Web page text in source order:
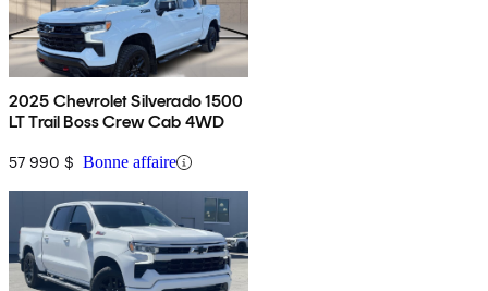
2025 Chevrolet Silverado 1500
LT Trail Boss Crew Cab 4WD
57 990 $ Bonne affaire